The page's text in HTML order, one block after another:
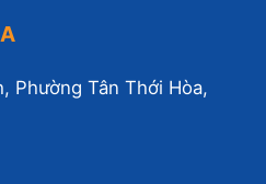
Phường Tân Thới Hòa,